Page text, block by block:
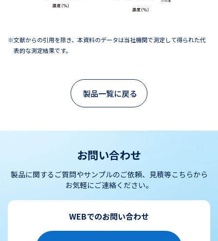
文献からの引用を除き、本資料のデータは当社機関で測定して得られた代
表的な測定結果です。
製品一覧に戻る
お問い合わせ
製品に関するご質問やサンプルのご依頼、見積等こちらから
お気軽にご連絡ください。
WEBでのお問い合わせ